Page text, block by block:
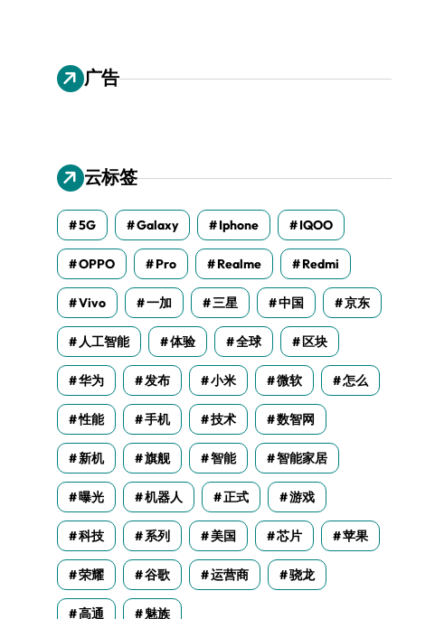
广告
云标签
5G Galaxy Iphone IQOO
OPPO Pro Realme Redmi
Vivo 一加 三星 中国 京东
人工智能 体验 全球 区块
华为 发布 小米 微软 怎么
性能 手机 技术 数智网
新机 旗舰 智能 智能家居
曝光 机器人 正式 游戏
科技 系列 美国 芯片 苹果
荣耀 谷歌 运营商 骁龙
高通 魅族